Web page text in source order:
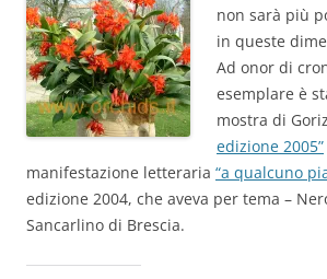
non sarà più
in queste
Ad onor di
esemplare è
mostra di
edizione 2005”
manifestazione letteraria “a qualcuno
edizione 2004, che aveva per tema –
Sancarlino di Brescia.